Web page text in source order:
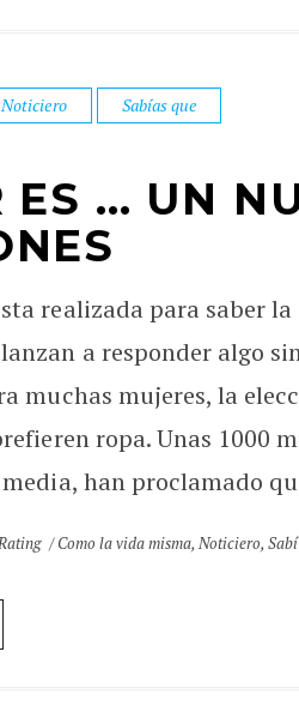
Noticiero Sabías que
ES … UN
realizada para saber
lanzan a responder algo
muchas mujeres, la
ropa. Unas 1000
han proclamado
Como la vida misma,Noticiero,